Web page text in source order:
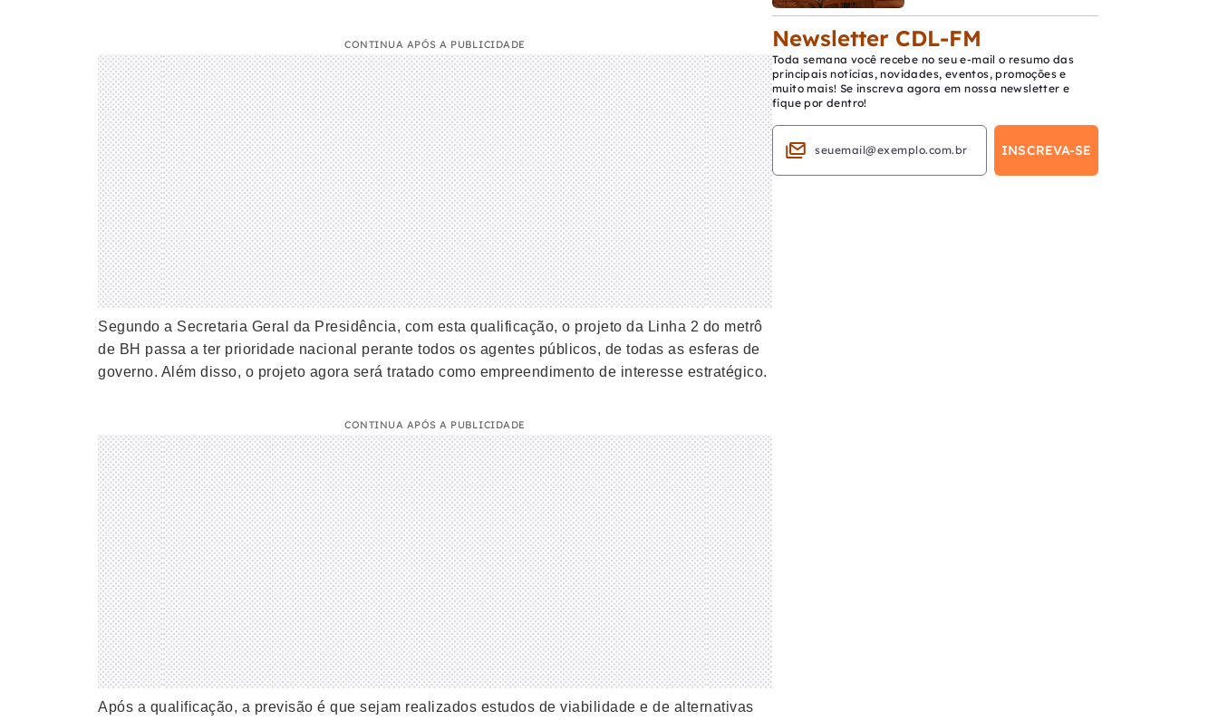
CONTINUA APÓS A PUBLICIDADE
Segundo a Secretaria Geral da Presidência, com esta qualificação, o projeto da Linha 2 do metrô
de BH passa a ter prioridade nacional perante todos os agentes públicos, de todas as esferas de
governo. Além disso, o projeto agora será tratado como empreendimento de interesse estratégico.
CONTINUA APÓS A PUBLICIDADE
Após a qualificação, a previsão é que sejam realizados estudos de viabilidade e de alternativas
Newsletter CDL-FM
Toda semana você recebe no seu e-mail o resumo das
principais notícias, novidades, eventos, promoções e
muito mais! Se inscreva agora em nossa newsletter e
fique por dentro!